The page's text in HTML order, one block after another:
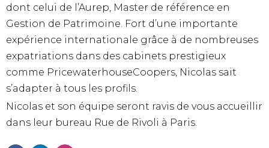
dont celui de l’Aurep, Master de référence en
Gestion de Patrimoine. Fort d’une importante
expérience internationale grâce à de nombreuses
expatriations dans des cabinets prestigieux
comme PricewaterhouseCoopers, Nicolas sait
s’adapter à tous les profils.
Nicolas et son équipe seront ravis de vous accueillir
dans leur bureau Rue de Rivoli à Paris.